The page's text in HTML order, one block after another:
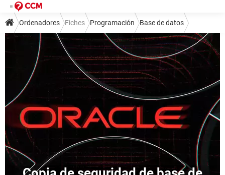
Ordenadores Fiches Programación Base de datos